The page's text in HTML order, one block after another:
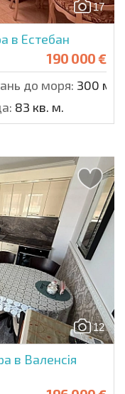
17
в Естебан
190 000 €
до моря: 300 м.
83 кв. м.
12
в Валенсія